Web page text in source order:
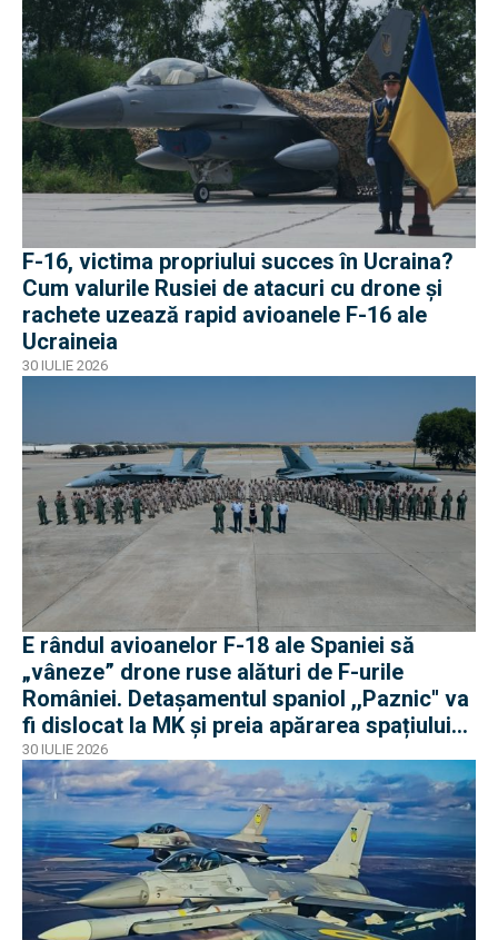
F-16, victima propriului succes în Ucraina?
Cum valurile Rusiei de atacuri cu drone și
rachete uzează rapid avioanele F-16 ale
Ucraineia
30 IULIE 2026
E rândul avioanelor F-18 ale Spaniei să
„vâneze” drone ruse alături de F-urile
României. Detașamentul spaniol ,,Paznic'' va
fi dislocat la MK și preia apărarea spațiului
aerian românesc
30 IULIE 2026